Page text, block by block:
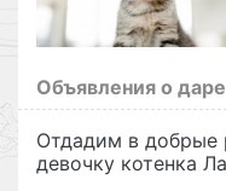
Объявления о
Отдадим в добрые
девочку котенка